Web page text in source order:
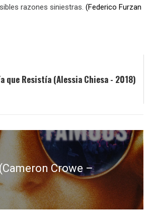
razones siniestras. (Federico Furzan
que Resistía (Alessia Chiesa - 2018)
Crowe –